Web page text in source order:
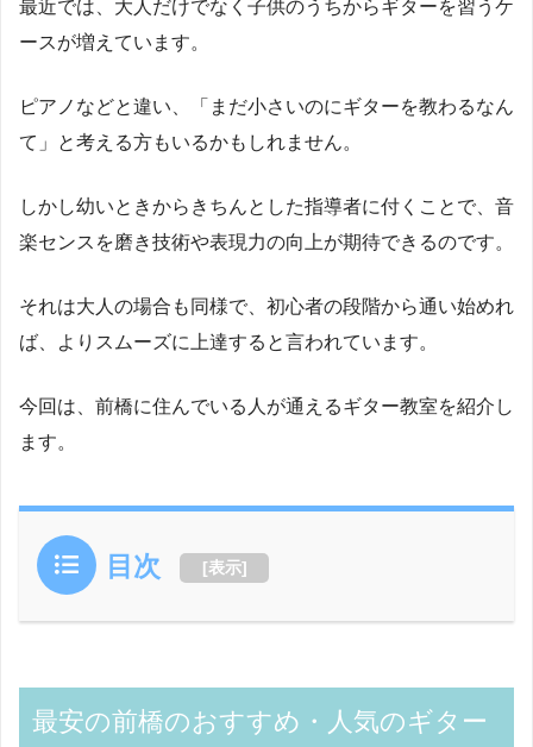
最近では、大人だけでなく子供のうちからギターを習うケ
ースが増えています。
ピアノなどと違い、「まだ小さいのにギターを教わるなん
て」と考える方もいるかもしれません。
しかし幼いときからきちんとした指導者に付くことで、音
楽センスを磨き技術や表現力の向上が期待できるのです。
それは大人の場合も同様で、初心者の段階から通い始めれ
ば、よりスムーズに上達すると言われています。
今回は、前橋に住んでいる人が通えるギター教室を紹介し
ます。
目次 [表示]
最安の前橋のおすすめ・人気のギター